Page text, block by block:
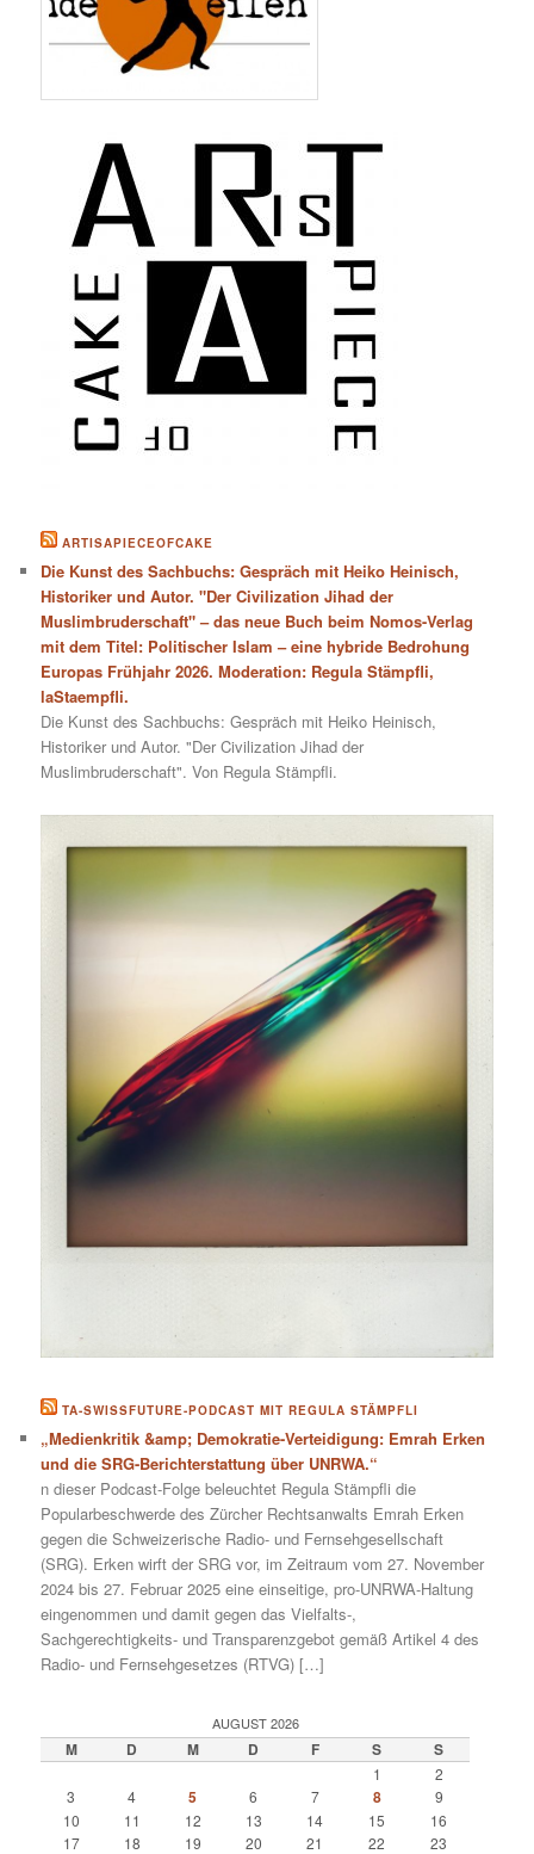
ARTISAPIECEOFCAKE
Die Kunst des Sachbuchs: Gespräch mit Heiko Heinisch,
Historiker und Autor. "Der Civilization Jihad der
Muslimbruderschaft" – das neue Buch beim Nomos-Verlag
mit dem Titel: Politischer Islam – eine hybride Bedrohung
Europas Frühjahr 2026. Moderation: Regula Stämpfli,
laStaempfli.
Die Kunst des Sachbuchs: Gespräch mit Heiko Heinisch,
Historiker und Autor. "Der Civilization Jihad der
Muslimbruderschaft". Von Regula Stämpfli.
TA-SWISSFUTURE-PODCAST MIT REGULA STÄMPFLI
„Medienkritik &amp; Demokratie-Verteidigung: Emrah Erken
und die SRG-Berichterstattung über UNRWA.“
n dieser Podcast-Folge beleuchtet Regula Stämpfli die
Popularbeschwerde des Zürcher Rechtsanwalts Emrah Erken
gegen die Schweizerische Radio- und Fernsehgesellschaft
(SRG). Erken wirft der SRG vor, im Zeitraum vom 27. November
2024 bis 27. Februar 2025 eine einseitige, pro-UNRWA-Haltung
eingenommen und damit gegen das Vielfalts-,
Sachgerechtigkeits- und Transparenzgebot gemäß Artikel 4 des
Radio- und Fernsehgesetzes (RTVG) […]
AUGUST 2026
M D M D F S S
1
2
3
4 5 6 7 8
9
10
11 12 13 14 15
16
17
18 19 20 21 22 23